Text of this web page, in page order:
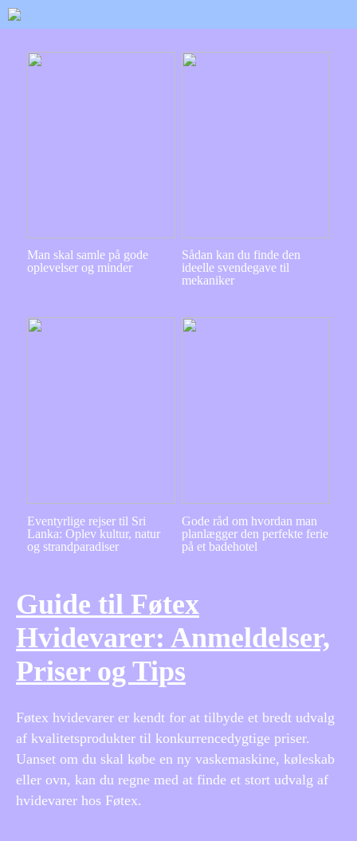
Man skal samle på gode
oplevelser og minder
Sådan kan du finde den
ideelle svendegave til
mekaniker
Eventyrlige rejser til Sri
Lanka: Oplev kultur, natur
og strandparadiser
Gode råd om hvordan man
planlægger den perfekte ferie
på et badehotel
Guide til Føtex
Hvidevarer: Anmeldelser,
Priser og Tips
Føtex hvidevarer er kendt for at tilbyde et bredt udvalg
af kvalitetsprodukter til konkurrencedygtige priser.
Uanset om du skal købe en ny vaskemaskine, køleskab
eller ovn, kan du regne med at finde et stort udvalg af
hvidevarer hos Føtex.